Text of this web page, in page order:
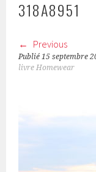
318A8951
Previous
Publié15 septembre
livre Homewear